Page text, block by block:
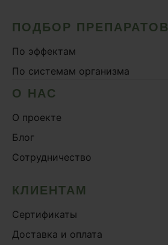
ПОДБОР ПРЕПАРАТОВ
По эффектам
По системам организма
О НАС
О проекте
Блог
Сотрудничество
КЛИЕНТАМ
Сертификаты
Доставка и оплата